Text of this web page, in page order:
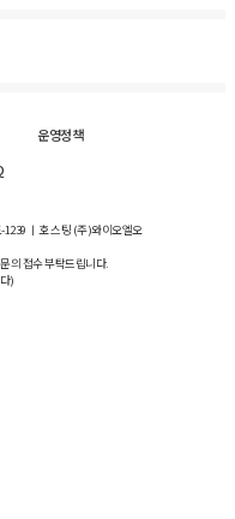
운영정책
ㅣ 호스팅 (주)와이오엘오
의 접수 부탁드립니다.
)